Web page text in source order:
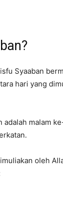
Syaaban
hari yang
malam
oleh